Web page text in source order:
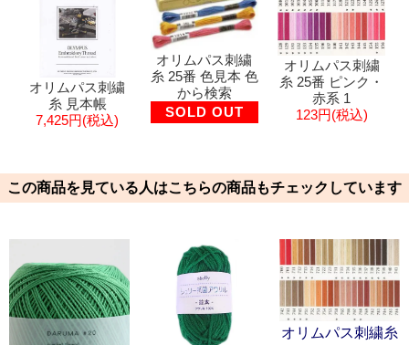
オリムパス刺繍
糸 見本帳
7,425円(税込)
オリムパス刺繍
糸 25番 色見本 色
から検索
SOLD OUT
オリムパス刺繍
糸 25番 ピンク・
赤系 1
123円(税込)
この商品を見ている人はこちらの商品もチェックしています
オリムパス刺繍糸